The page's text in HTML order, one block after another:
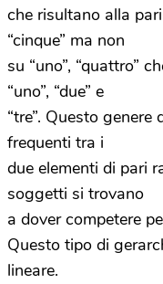
che risultano alla
“cinque” ma non
su “uno”, “quattro”
“uno”, “due” e
“tre”. Questo
frequenti tra i
due elementi di pari
soggetti si trovano
a dover competere
Questo tipo di
lineare.